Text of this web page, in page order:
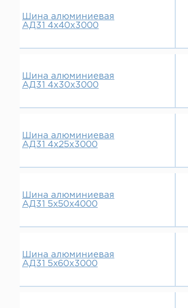
Шина алюминиевая
АД31 4х40х3000
Шина алюминиевая
АД31 4х30х3000
Шина алюминиевая
АД31 4х25х3000
Шина алюминиевая
АД31 5х50х4000
Шина алюминиевая
АД31 5х60х3000